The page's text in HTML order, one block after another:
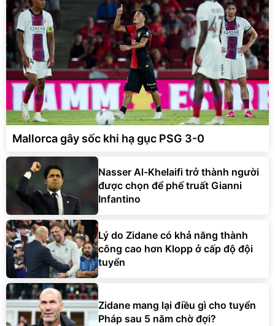
Mallorca gây sốc khi hạ gục PSG 3-0
Nasser Al-Khelaifi trở thành người
được chọn để phế truất Gianni
Infantino
Lý do Zidane có khả năng thành
công cao hơn Klopp ở cấp độ đội
tuyển
Zidane mang lại điều gì cho tuyển
Pháp sau 5 năm chờ đợi?